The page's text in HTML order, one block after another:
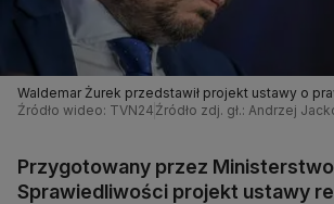
Waldemar Żurek przedstawił projekt ustawy o
Źródło wideo: TVN24 Źródło zdj. gł.: Andrzej
Przygotowany przez Ministerstwo
Sprawiedliwości projekt ustawy